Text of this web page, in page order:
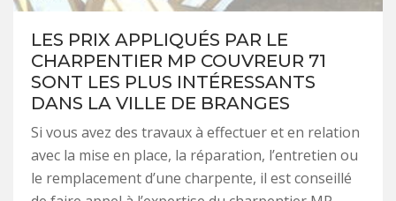
LES PRIX APPLIQUÉS PAR LE
CHARPENTIER MP COUVREUR 71
SONT LES PLUS INTÉRESSANTS
DANS LA VILLE DE BRANGES
Si vous avez des travaux à effectuer et en relation
avec la mise en place, la réparation, l’entretien ou
le remplacement d’une charpente, il est conseillé